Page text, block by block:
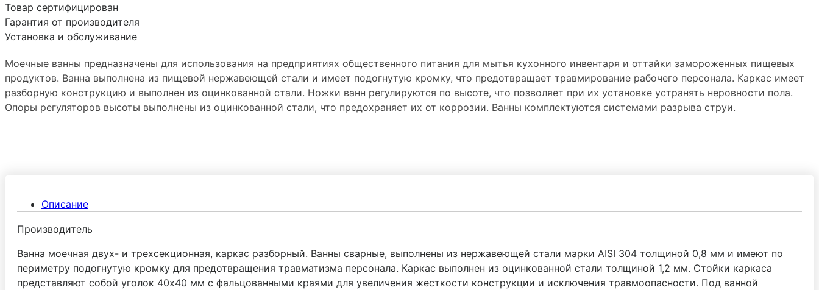
Товар сертифицирован
Гарантия от производителя
Установка и обслуживание
Моечные ванны предназначены для использования на предприятиях общественного питания для мытья кухонного инвентаря и оттайки замороженных пищевых
продуктов. Ванна выполнена из пищевой нержавеющей стали и имеет подогнутую кромку, что предотвращает травмирование рабочего персонала. Каркас имеет
разборную конструкцию и выполнен из оцинкованной стали. Ножки ванн регулируются по высоте, что позволяет при их установке устранять неровности пола.
Опоры регуляторов высоты выполнены из оцинкованной стали, что предохраняет их от коррозии. Ванны комплектуются системами разрыва струи.
Описание
Производитель
Ванна моечная двух- и трехсекционная, каркас разборный. Ванны сварные, выполнены из нержавеющей стали марки AISI 304 толщиной 0,8 мм и имеют по
периметру подогнутую кромку для предотвращения травматизма персонала. Каркас выполнен из оцинкованной стали толщиной 1,2 мм. Стойки каркаса
представляют собой уголок 40х40 мм с фальцованными краями для увеличения жесткости конструкции и исключения травмоопасности. Под ванной